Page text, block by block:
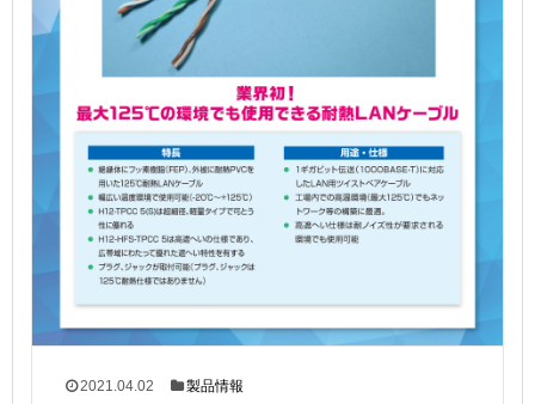
2021.04.02 製品情報